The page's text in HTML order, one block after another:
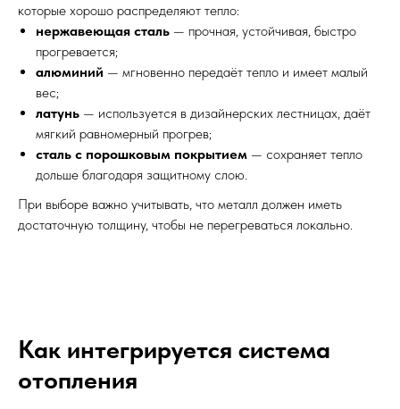
которые хорошо распределяют тепло:
нержавеющая сталь — прочная, устойчивая, быстро
прогревается;
алюминий — мгновенно передаёт тепло и имеет малый
вес;
латунь — используется в дизайнерских лестницах, даёт
мягкий равномерный прогрев;
сталь с порошковым покрытием — сохраняет тепло
дольше благодаря защитному слою.
При выборе важно учитывать, что металл должен иметь
достаточную толщину, чтобы не перегреваться локально.
Как интегрируется система
отопления